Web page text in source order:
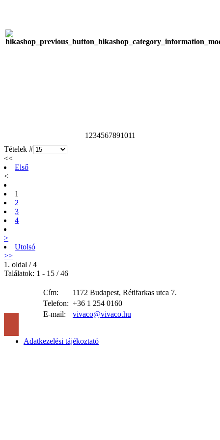
1 234567891011
Tételek #
<<
Első
<
1
2
3
4
>
Utolsó
>>
1. oldal / 4
Találatok: 1 - 15 / 46
Cím:
1172 Budapest, Rétifarkas utca 7.
Telefon: +36 1 254 0160
E-mail:
vivaco@vivaco.hu
Adatkezelési tájékoztató